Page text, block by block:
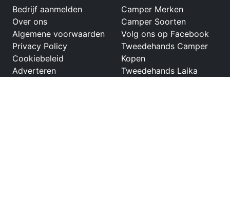
Bedrijf aanmelden
Over ons
Algemene voorwaarden
Privacy Policy
Cookiebeleid
Adverteren
Camper Merken
Camper Soorten
Volg ons op Facebook
Tweedehands Camper
Kopen
Tweedehands Laika